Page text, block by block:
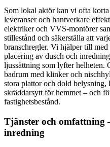
Som lokal aktör kan vi ofta
leveranser och hantverkare
elektriker och VVS-montörer
stillestånd och säkerställa att
branschregler. Vi hjälper till
placering av dusch och
ljussättning som lyfter helheten.
badrum med klinker och
stora plattor och dold belysning,
skräddarsytt för hemmet – och
fastighetsbestånd.
Tjänster och
inredning